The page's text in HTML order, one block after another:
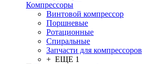
Компрессоры
Винтовой компрессор
Поршневые
Ротационные
Спиральные
Запчасти для компрессоров
+ ЕЩЕ 1